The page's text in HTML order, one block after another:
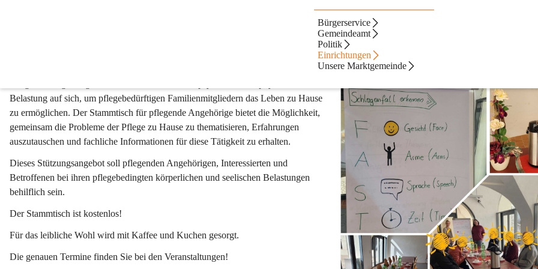
Bürgerservice
Gemeindeamt
Politik
Einrichtungen
Unsere Marktgemeinde
Belastung auf sich, um pflegebedürftigen Familienmitgliedern das Leben zu Hause
zu ermöglichen. Der Stammtisch für pflegende Angehörige bietet die Möglichkeit,
gemeinsam die Probleme der Pflege zu Hause zu thematisieren, Erfahrungen
auszutauschen und fachliche Informationen für diese Tätigkeit zu erhalten.
Dieses Stützungsangebot soll pflegenden Angehörigen, Interessierten und
Betroffenen bei ihren pflegebedingten körperlichen und seelischen Belastungen
behilflich sein.
Der Stammtisch ist kostenlos!
Für das leibliche Wohl wird mit Kaffee und Kuchen gesorgt.
Die genauen Termine finden Sie bei den Veranstaltungen!